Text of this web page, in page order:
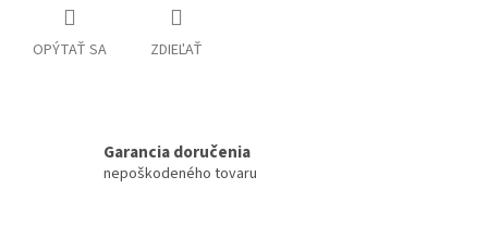
OPÝTAŤ SA ZDIEĽAŤ
Garancia doručenia
nepoškodeného tovaru